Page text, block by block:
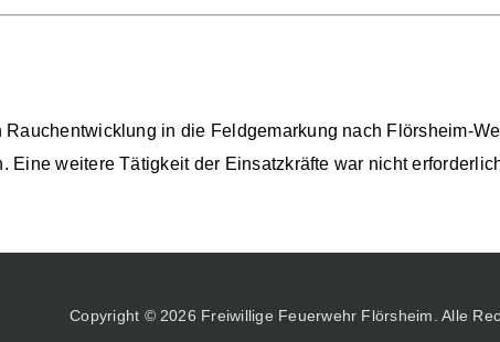
in die Feldgemarkung nach Flörsheim-
Eine weitere Tätigkeit der Einsatzkräfte war nicht
Copyright © 2026 Freiwillige Feuerwehr Flörsheim. Alle